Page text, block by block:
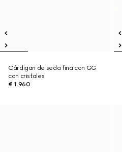
Cárdigan de seda fina con GG
con cristales
€ 1.960